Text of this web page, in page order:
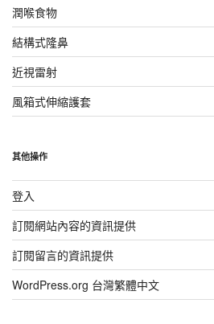
潤喉食物
結構式隆鼻
近視雷射
風箱式伸縮護套
其他操作
登入
訂閱網站內容的資訊提供
訂閱留言的資訊提供
WordPress.org 台灣繁體中文